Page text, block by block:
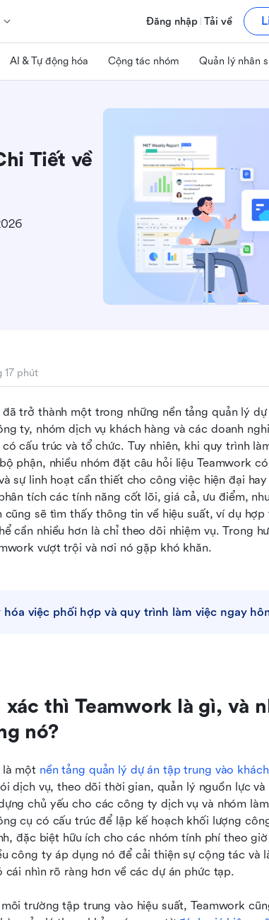
Đăng nhập Tải về
AI & Tự động hóa Cộng tác nhóm Quản lý nhân
Tiết về
17 phút
đã trở thành một trong những nền tảng quản lý
ty, nhóm dịch vụ khách hàng và các doanh
cấu trúc và tổ chức. Tuy nhiên, khi quy trình
phận, nhiều nhóm đặt câu hỏi liệu Teamwork
sự linh hoạt cần thiết cho công việc hiện đại
tích các tính năng cốt lõi, giá cả, ưu điểm,
cũng sẽ tìm thấy thông tin về hiệu suất, ví dụ
cần nhiều hơn là chỉ theo dõi nhiệm vụ. Trong
vượt trội và nơi nó gặp khó khăn.
hóa việc phối hợp và quy trình làm việc ngay
xác thì Teamwork là gì, và
nó?
là một nền tảng quản lý dự án tập trung vào
dịch vụ, theo dõi thời gian, quản lý nguồn lực
chủ yếu cho các công ty dịch vụ và nhóm
cụ có cấu trúc để lập kế hoạch khối lượng
đặc biệt hữu ích cho các nhóm tính phí theo
công ty áp dụng nó để cải thiện sự cộng tác và
cái nhìn rõ ràng hơn về các dự án phức tạp.
trường tập trung vào hiệu suất, Teamwork